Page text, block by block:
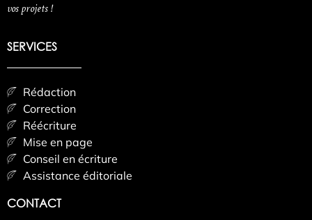
vos projets !
SERVICES
Rédaction
Correction
Réécriture
Mise en page
Conseil en écriture
Assistance éditoriale
CONTACT